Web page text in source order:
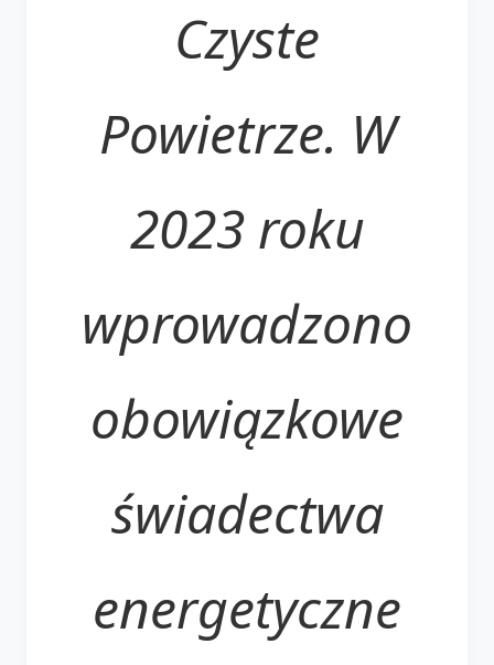
Czyste
Powietrze. W
2023 roku
wprowadzono
obowiązkowe
świadectwa
energetyczne